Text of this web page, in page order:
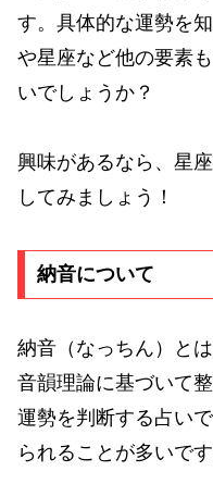
す。具体的な運勢を
や星座など他の要素
いでしょうか？
興味があるなら、星
してみましょう！
納音について
納音（なっちん）と
音韻理論に基づいて
運勢を判断する占い
られることが多いです